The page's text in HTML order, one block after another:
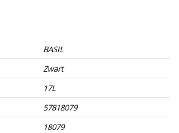
BASIL
Zwart
17L
57818079
18079